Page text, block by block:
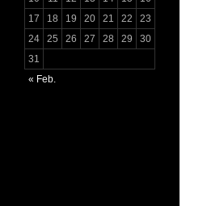
17
18 19 20 21 22
23
24
25 26 27 28 29
30
31
« Feb.